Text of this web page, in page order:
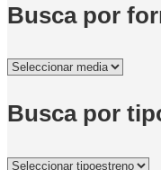
Busca por
Busca por